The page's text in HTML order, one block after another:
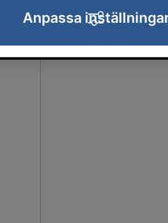
Anpassa